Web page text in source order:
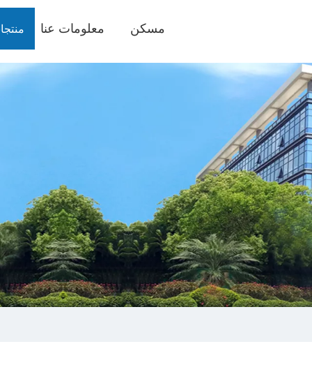
مسكن معلومات عنا